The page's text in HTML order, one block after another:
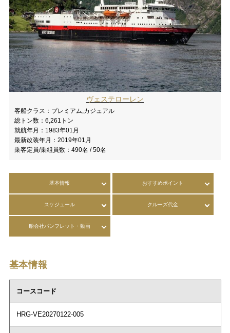
ヴェステローレン
客船クラス： プレミアム,カジュアル
総トン数： 6,261トン
就航年月： 1983年01月
最新改装年月： 2019年01月
乗客定員/乗組員数： 490名 / 50名
基本情報 おすすめポイント
スケジュール クルーズ代金
船会社パンフレット・動画
基本情報
コースコード
HRG-VE20270122-005